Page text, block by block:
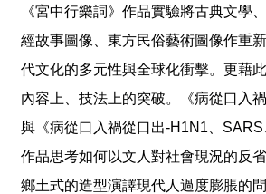
m
《宮中行樂詞》作品實驗將古典文學
經故事圖像、東方民俗藝術圖像作重
代文化的多元性與全球化衝擊。更藉
內容上、技法上的突破。《病從口入
與《病從口入禍從口出-H1N1、
作品思考如何以文人對社會現況的反
鄉土式的造型演譯現代人過度膨脹的